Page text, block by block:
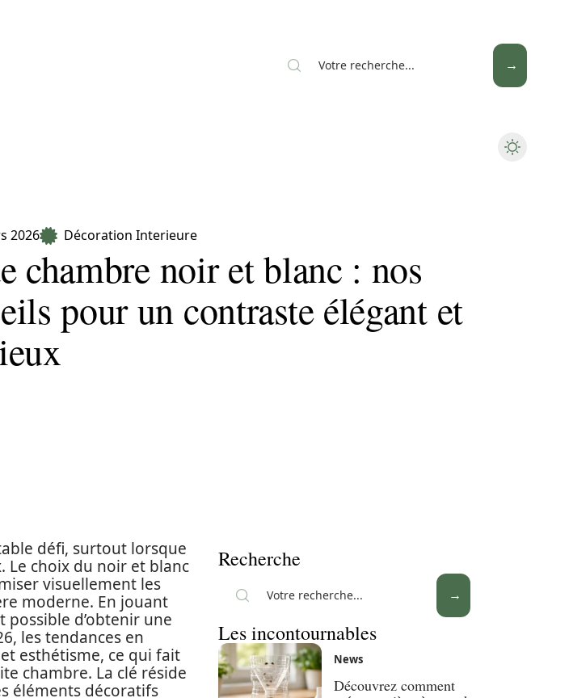
2026 Décoration Interieure
chambre noir et blanc : nos
pour un contraste élégant et
défi, surtout lorsque
Le choix du noir et blanc
visuellement les
moderne. En jouant
d’obtenir une
les tendances en
esthétisme, ce qui fait
chambre. La clé réside
éléments décoratifs
Recherche
Les incontournables
News
Découvrez comment